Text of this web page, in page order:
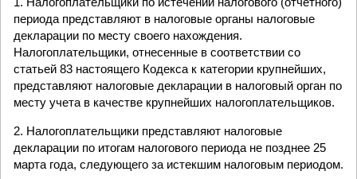
периода представляют в налоговые органы налоговые
декларации по месту своего нахождения.
Налогоплательщики, отнесенные в соответствии со
статьей 83 настоящего Кодекса к категории крупнейших,
представляют налоговые декларации в налоговый орган по
месту учета в качестве крупнейших налогоплательщиков.
2. Налогоплательщики представляют налоговые
декларации по итогам налогового периода не позднее 25
марта года, следующего за истекшим налоговым периодом.